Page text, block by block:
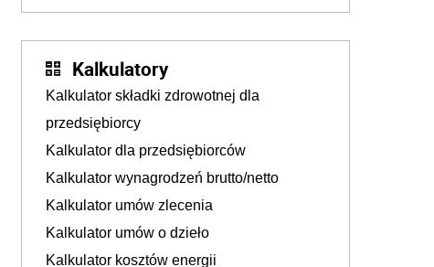
Kalkulatory
Kalkulator składki zdrowotnej dla
przedsiębiorcy
Kalkulator dla przedsiębiorców
Kalkulator wynagrodzeń brutto/netto
Kalkulator umów zlecenia
Kalkulator umów o dzieło
Kalkulator kosztów energii